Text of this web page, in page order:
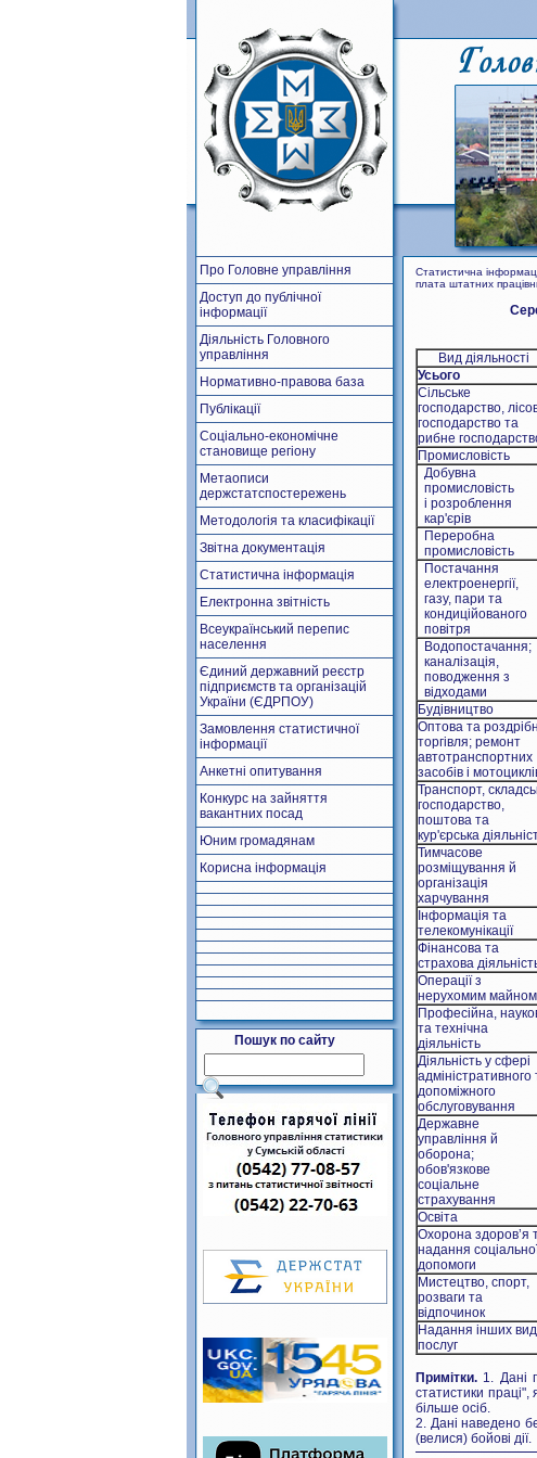
Про Головне управління
Доступ до публічної
інформації
Діяльність Головного
управління
Нормативно-правова база
Публікації
Соціально-економічне
становище регіону
Метаописи
держстатспостережень
Методологія та класифікації
Звітна документація
Статистична інформація
Електронна звітність
Всеукраїнський перепис
населення
Єдиний державний реєстр
підприємств та організацій
України (ЄДРПОУ)
Замовлення статистичної
інформації
Анкетні опитування
Конкурс на зайняття
вакантних посад
Юним громадянам
Корисна інформація
Пошук по сайту
Статистична
плата штатних
Вид діяльності
Усього
Сільське
господарство,
господарство та
рибне
Промисловість
Добувна
промисловість
і розроблення
кар'єрів
Переробна
промисловість
Постачання
електроенергії,
газу, пари та
кондиційованого
повітря
Водопостачання;
каналізація,
поводження з
відходами
Будівництво
Оптова та
торгівля; ремонт
автотранспортних
засобів і
Транспорт,
господарство,
поштова та
кур'єрська
Тимчасове
розміщування й
організація
харчування
Інформація та
телекомунікації
Фінансова та
страхова
Операції з
нерухомим майном
Професійна,
та технічна
діяльність
Діяльність у сфері
адміністративного
допоміжного
обслуговування
Державне
управління й
оборона;
обов'язкове
соціальне
страхування
Освіта
Охорона здоров’я
надання
допомоги
Мистецтво, спорт,
розваги та
відпочинок
Надання інших
послуг
Примітки. 1. Дані
статистики праці",
більше осіб.
2. Дані наведено
(велися) бойові дії.